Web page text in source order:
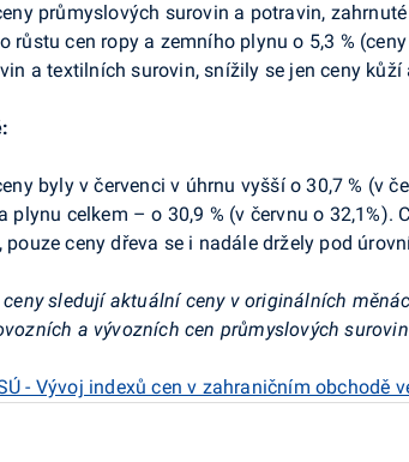
průmyslových surovin a potravin,
růstu cen ropy a zemního plynu o 5,3 %
a textilních surovin, snížily se jen ceny kůží
byly v červenci v úhrnu vyšší o 30,7 % (v
plynu celkem – o 30,9 % (v červnu o
pouze ceny dřeva se i nadále držely pod
ceny sledují aktuální ceny v originálních
a vývozních cen průmyslových
- Vývoj indexů cen v zahraničním obchodě